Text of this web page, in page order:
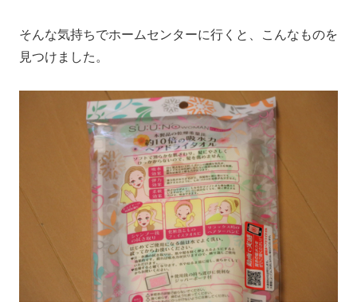
そんな気持ちでホームセンターに行くと、こんなものを
見つけました。